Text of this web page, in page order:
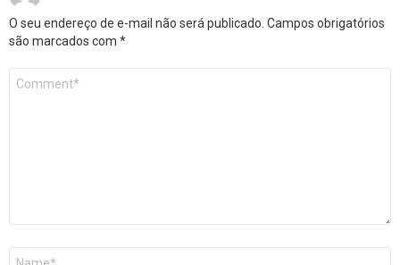
O seu endereço de e-mail não será publicado. Campos obrigatórios
são marcados com *
Comentário
Nome